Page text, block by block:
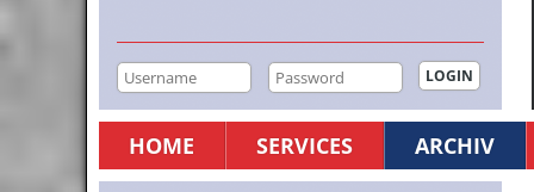
HOME SERVICES ARCHIV